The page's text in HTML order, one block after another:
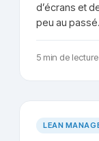
d’écrans et
peu au
5 min de lecture
LEAN